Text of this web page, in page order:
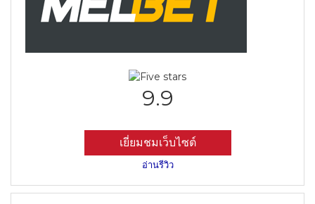
9.9
เยี่ยมชมเว็บไซต์
อ่านรีวิว